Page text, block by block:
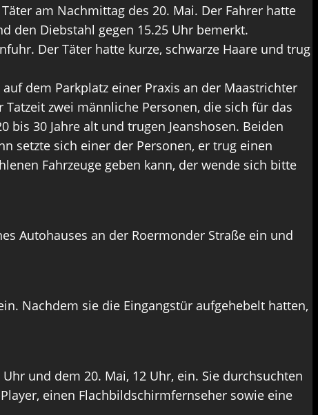
am Nachmittag des 20. Mai. Der Fahrer hatte
den Diebstahl gegen 15.25 Uhr bemerkt.
Der Täter hatte kurze, schwarze Haare und trug
dem Parkplatz einer Praxis an der Maastrichter
zwei männliche Personen, die sich für das
bis 30 Jahre alt und trugen Jeanshosen. Beiden
setzte sich einer der Personen, er trug einen
Fahrzeuge geben kann, der wende sich bitte
Autohauses an der Roermonder Straße ein und
Nachdem sie die Eingangstür aufgehebelt hatten,
und dem 20. Mai, 12 Uhr, ein. Sie durchsuchten
einen Flachbildschirmfernseher sowie eine